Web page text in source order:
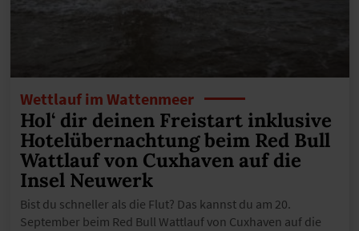
Wettlauf im Wattenmeer
Hol‘ dir deinen Freistart inklusive
Hotelübernachtung beim Red Bull
Wattlauf von Cuxhaven auf die
Insel Neuwerk
Bist du schneller als die Flut? Das kannst du am 20.
September beim Red Bull Wattlauf von Cuxhaven auf die